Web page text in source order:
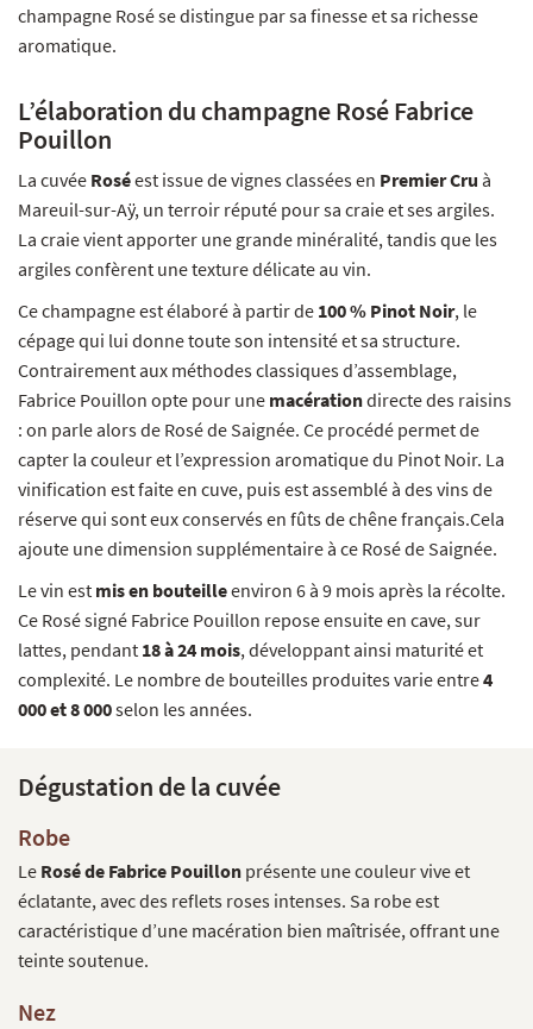
champagne Rosé se distingue par sa finesse et sa richesse
aromatique.
L’élaboration du champagne Rosé Fabrice
Pouillon
La cuvée Roséest issue de vignes classées en Premier Cru à
Mareuil-sur-Aÿ, un terroir réputé pour sa craie et ses argiles.
La craie vient apporter une grande minéralité, tandis que les
argiles confèrent une texture délicate au vin.
Ce champagne est élaboré à partir de 100 % Pinot Noir, le
cépage qui lui donne toute son intensité et sa structure.
Contrairement aux méthodes classiques d’assemblage,
Fabrice Pouillon opte pour une macérationdirecte des raisins
: on parle alors de Rosé de Saignée. Ce procédé permet de
capter la couleur et l’expression aromatique du Pinot Noir. La
vinification est faite en cuve, puis est assemblé à des vins de
réserve qui sont eux conservés en fûts de chêne français.Cela
ajoute une dimension supplémentaire à ce Rosé de Saignée.
Le vin est mis en bouteilleenviron 6 à 9 mois après la récolte.
Ce Rosé signé Fabrice Pouillon repose ensuite en cave, sur
lattes, pendant 18 à 24 mois, développant ainsi maturité et
complexité. Le nombre de bouteilles produites varie entre4
000 et 8 000selon les années.
Dégustation de la cuvée
Robe
Le Rosé de Fabrice Pouillon présente une couleur vive et
éclatante, avec des reflets roses intenses. Sa robe est
caractéristique d’une macération bien maîtrisée, offrant une
teinte soutenue.
Nez